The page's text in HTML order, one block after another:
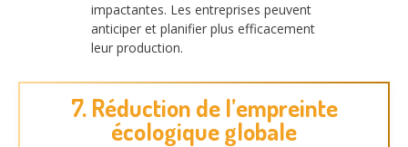
impactantes. Les entreprises peuvent
anticiper et planifier plus efficacement
leur production.
7. Réduction de l’empreinte
écologique globale